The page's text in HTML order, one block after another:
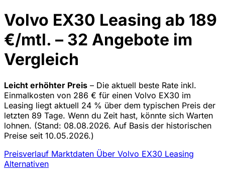
Volvo EX30 Leasing ab 189
€/mtl. – 32 Angebote im
Vergleich
Leicht erhöhter Preis – Die aktuell beste Rate inkl.
Einmalkosten von 286 € für einen Volvo EX30 im
Leasing liegt aktuell 24 % über dem typischen Preis der
letzten 89 Tage. Wenn du Zeit hast, könnte sich Warten
lohnen. (Stand: 08.08.2026. Auf Basis der historischen
Preise seit 10.05.2026.)
Preisverlauf Marktdaten Über Volvo EX30 Leasing
Alternativen